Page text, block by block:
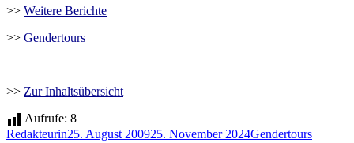
>> Weitere Berichte
>> Gendertours
>> Zur Inhaltsübersicht
Aufrufe: 8
Autor
RedakteurinVeröffentlicht
25. August 200925. November 2024Kategorien
Gendertours